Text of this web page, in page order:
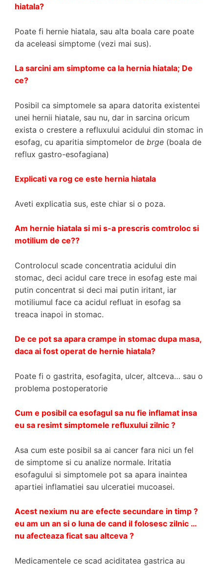
hiatala?
Poate fi hernie hiatala, sau alta boala care poate
da aceleasi simptome (vezi mai sus).
La sarcini am simptome ca la hernia hiatala; De
ce?
Posibil ca simptomele sa apara datorita existentei
unei hernii hiatale, sau nu, dar in sarcina oricum
exista o crestere a refluxului acidului din stomac in
esofag, cu aparitia simptomelor de brge (boala de
reflux gastro-esofagiana)
Explicati va rog ce este hernia hiatala
Aveti explicatia sus, este chiar si o poza.
Am hernie hiatala si mi s-a prescris comtroloc si
motilium de ce??
Controlocul scade concentratia acidului din
stomac, deci acidul care trece in esofag este mai
putin concentrat si deci mai putin iritant, iar
motiliumul face ca acidul refluat in esofag sa
treaca inapoi in stomac.
De ce pot sa apara crampe in stomac dupa masa,
daca ai fost operat de hernie hiatala?
Poate fi o gastrita, esofagita, ulcer, altceva… sau o
problema postoperatorie
Cum e posibil ca esofagul sa nu fie inflamat insa
eu sa resimt simptomele refluxului zilnic ?
Asa cum este posibil sa ai cancer fara nici un fel
de simptome si cu analize normale. Iritatia
esofagului si simptomele pot sa apara inaintea
apartiei inflamatiei sau ulceratiei mucoasei.
Acest nexium nu are efecte secundare in timp ?
eu am un an si o luna de cand il folosesc zilnic …
nu afecteaza ficat sau altceva ?
Medicamentele ce scad aciditatea gastrica au